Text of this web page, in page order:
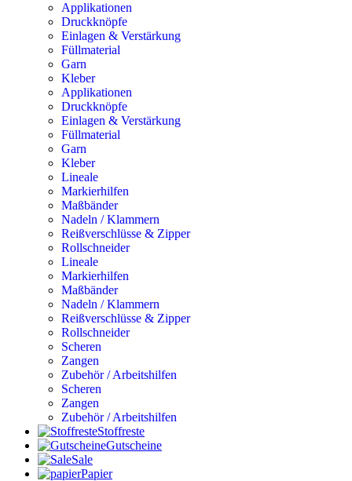
Applikationen
Druckknöpfe
Einlagen & Verstärkung
Füllmaterial
Garn
Kleber
Applikationen
Druckknöpfe
Einlagen & Verstärkung
Füllmaterial
Garn
Kleber
Lineale
Markierhilfen
Maßbänder
Nadeln / Klammern
Reißverschlüsse & Zipper
Rollschneider
Lineale
Markierhilfen
Maßbänder
Nadeln / Klammern
Reißverschlüsse & Zipper
Rollschneider
Scheren
Zangen
Zubehör / Arbeitshilfen
Scheren
Zangen
Zubehör / Arbeitshilfen
Stoffreste
Gutscheine
Sale
Papier